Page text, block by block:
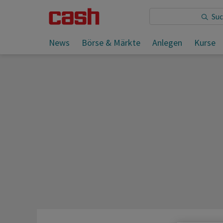
News Börse & Märkte Anlegen Kurse
Sie lesen: